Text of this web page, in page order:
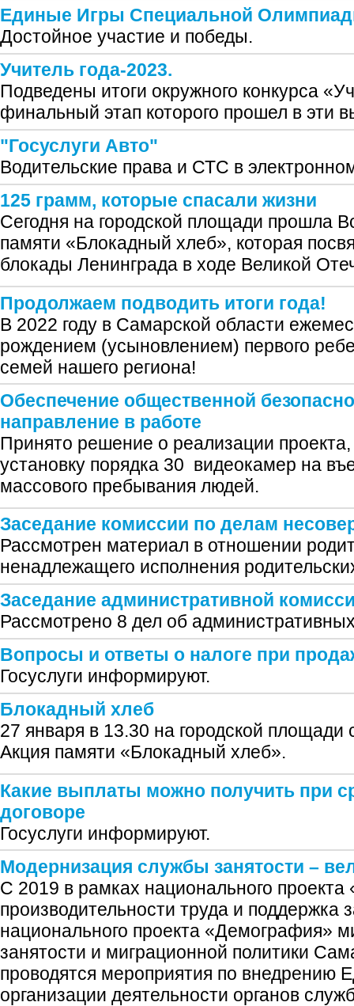
Единые Игры Специальной
Достойное участие и победы.
Учитель года-2023.
Подведены итоги окружного конкурса
финальный этап которого прошел в эти
"Госуслуги Авто"
Водительские права и СТС в
125 грамм, которые спасали жизни
Сегодня на городской площади прошла
памяти «Блокадный хлеб», которая
блокады Ленинграда в ходе Великой
Продолжаем подводить итоги года!
В 2022 году в Самарской области
рождением (усыновлением) первого
семей нашего региона!
Обеспечение общественной
направление в работе
Принято решение о реализации проекта,
установку порядка 30 видеокамер на
массового пребывания людей.
Заседание комиссии по делам
Рассмотрен материал в отношении
ненадлежащего исполнения
Заседание административной
Рассмотрено 8 дел об
Вопросы и ответы о налоге при
Госуслуги информируют.
Блокадный хлеб
27 января в 13.30 на городской площади
Акция памяти «Блокадный хлеб».
Какие выплаты можно получить при
договоре
Госуслуги информируют.
Модернизация службы занятости –
С 2019 в рамках национального
производительности труда и поддержка
национального проекта «Демография»
занятости и миграционной политики
проводятся мероприятия по внедрению
организации деятельности органов